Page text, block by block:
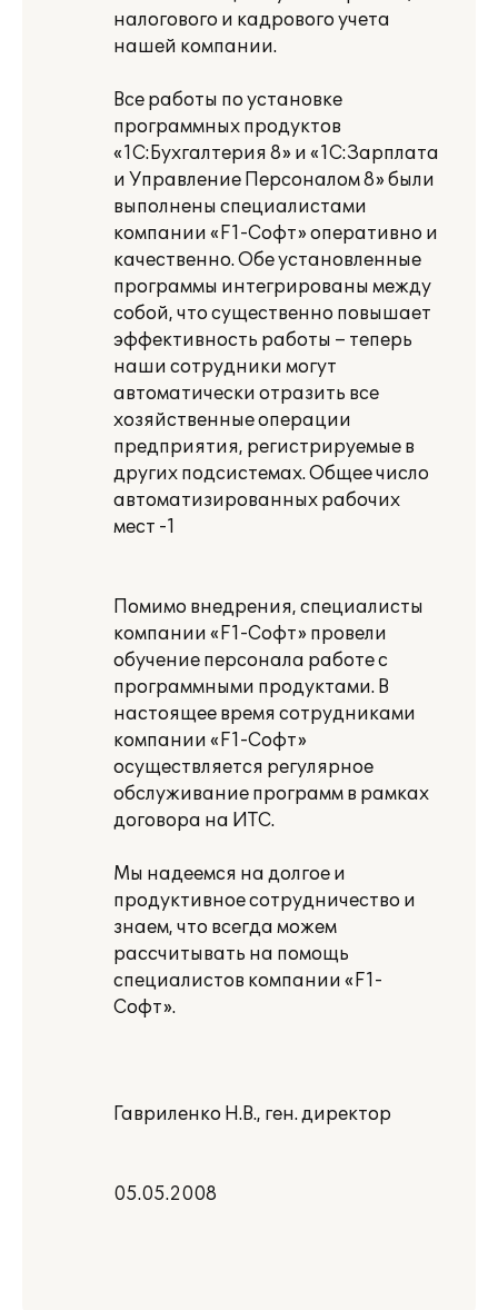
налогового и кадрового учета
нашей компании.
Все работы по установке
программных продуктов
«1С:Бухгалтерия 8» и «1С:Зарплата
и Управление Персоналом 8» были
выполнены специалистами
компании «F1-Софт» оперативно и
качественно. Обе установленные
программы интегрированы между
собой, что существенно повышает
эффективность работы – теперь
наши сотрудники могут
автоматически отразить все
хозяйственные операции
предприятия, регистрируемые в
других подсистемах. Общее число
автоматизированных рабочих
мест -1
Помимо внедрения, специалисты
компании «F1-Софт» провели
обучение персонала работе с
программными продуктами. В
настоящее время сотрудниками
компании «F1-Cофт»
осуществляется регулярное
обслуживание программ в рамках
договора на ИТС.
Мы надеемся на долгое и
продуктивное сотрудничество и
знаем, что всегда можем
рассчитывать на помощь
специалистов компании «F1-
Софт».
Гавриленко Н.В., ген. директор
05.05.2008